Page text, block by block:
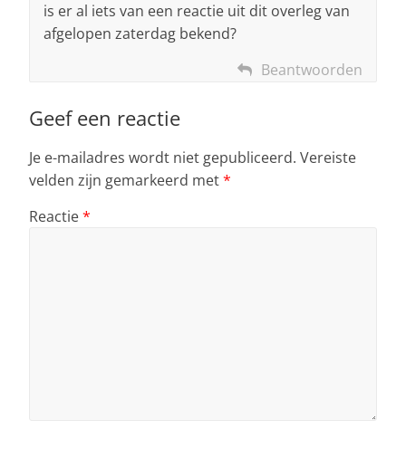
is er al iets van een reactie uit dit overleg van
afgelopen zaterdag bekend?
Beantwoorden
Geef een reactie
Je e-mailadres wordt niet gepubliceerd. Vereiste
velden zijn gemarkeerd met*
Reactie*